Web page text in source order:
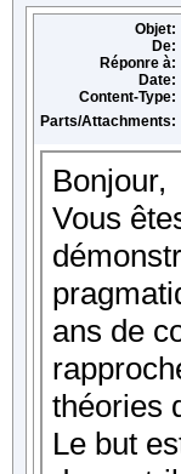
Objet:
De:
Réponre à:
Date:
Content-Type:
Parts/Attachments: